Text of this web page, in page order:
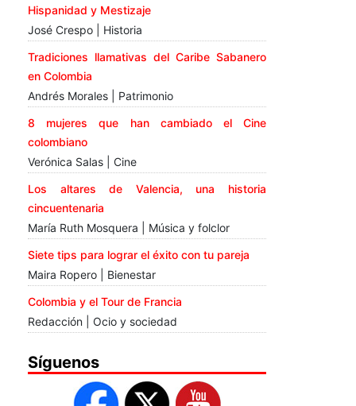
Hispanidad y Mestizaje
José Crespo | Historia
Tradiciones llamativas del Caribe Sabanero
en Colombia
Andrés Morales | Patrimonio
8 mujeres que han cambiado el Cine
colombiano
Verónica Salas | Cine
Los altares de Valencia, una historia
cincuentenaria
María Ruth Mosquera | Música y folclor
Siete tips para lograr el éxito con tu pareja
Maira Ropero | Bienestar
Colombia y el Tour de Francia
Redacción | Ocio y sociedad
Síguenos